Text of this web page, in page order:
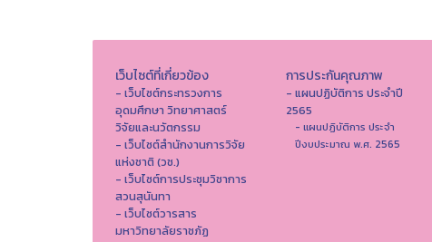
เว็บไซต์ที่เกี่ยวข้อง
- เว็บไซต์กระทรวงการ
อุดมศึกษา วิทยาศาสตร์
วิจัยและนวัตกรรม
- เว็บไซต์สำนักงานการวิจัย
แห่งชาติ (วช.)
- เว็บไซต์การประชุมวิชาการ
สวนสุนันทา
- เว็บไซต์วารสาร
มหาวิทยาลัยราชภัฏ
การประกันคุณภาพ
- แผนปฏิบัติการ ประจำปี
2565
- แผนปฏิบัติการ ประจำ
ปีงบประมาณ พ.ศ. 2565